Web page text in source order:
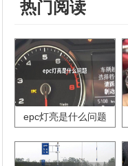
热门阅读
epc灯亮是什么问题